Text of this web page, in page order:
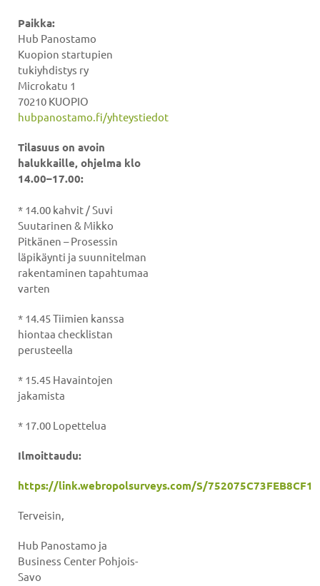
Paikka:
Hub Panostamo
Kuopion startupien
tukiyhdistys ry
Microkatu 1
70210 KUOPIO
hubpanostamo.fi/yhteystiedot
Tilasuus on avoin
halukkaille, ohjelma klo
14.00–17.00:
* 14.00 kahvit / Suvi
Suutarinen & Mikko
Pitkänen – Prosessin
läpikäynti ja suunnitelman
rakentaminen tapahtumaa
varten
* 14.45 Tiimien kanssa
hiontaa checklistan
perusteella
* 15.45 Havaintojen
jakamista
* 17.00 Lopettelua
Ilmoittaudu:
https://link.webropolsurveys.com/S/752075C73FEB8CF1
Terveisin,
Hub Panostamo ja
Business Center Pohjois-
Savo